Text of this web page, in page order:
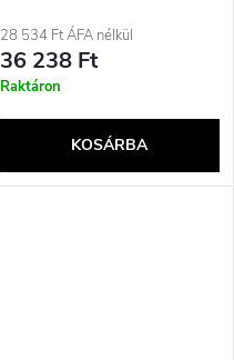
Bluetooth gamepad
analóg/digitális Android, PC,
Xbox One, Xbox Series S, Xbox
28 534 Ft ÁFA nélkül
36 238 Ft
Raktáron
KOSÁRBA